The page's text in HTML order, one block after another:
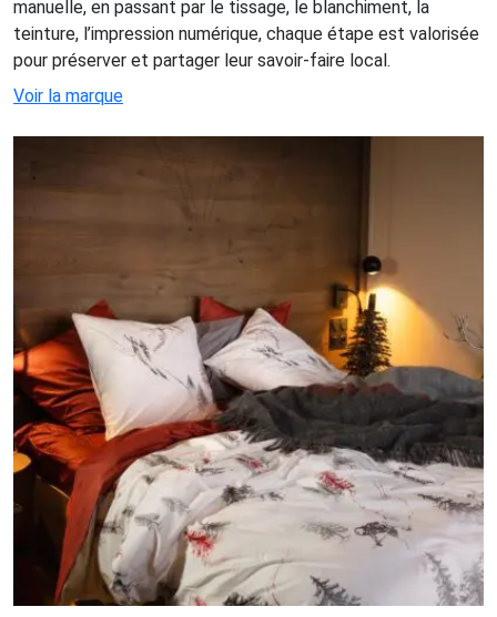
manuelle, en passant par le tissage, le blanchiment, la
teinture, l’impression numérique, chaque étape est valorisée
pour préserver et partager leur savoir-faire local.
Voir la marque